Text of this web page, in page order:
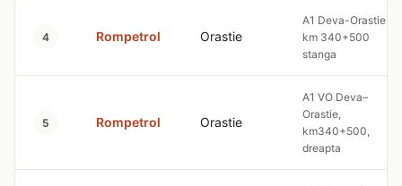
4 Rompetrol Orastie
A1 Deva-Orastie
km 340+500
stanga
5 Rompetrol Orastie
A1 VO Deva–
Orastie,
km340+500,
dreapta